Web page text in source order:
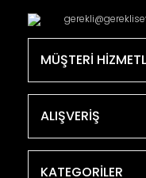
MÜŞTERİ
ALIŞVERİŞ
KATEGORİLER